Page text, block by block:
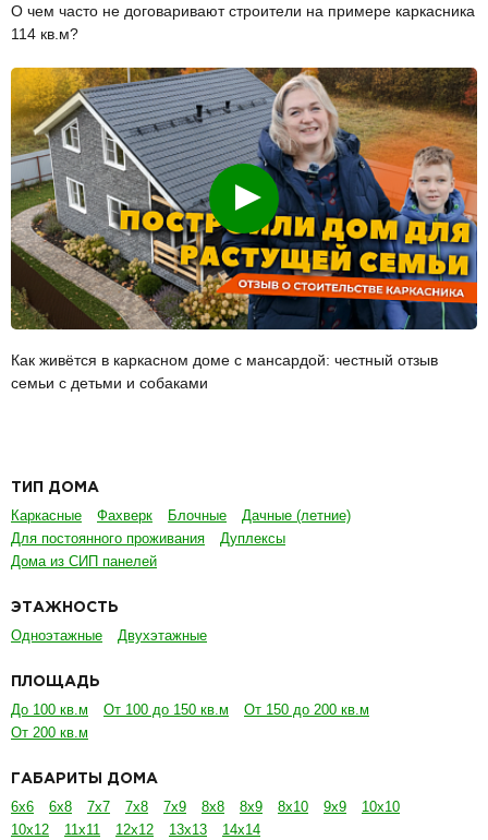
О чем часто не договаривают строители на примере каркасника
114 кв.м?
Смотреть
Как живётся в каркасном доме с мансардой: честный отзыв
семьи с детьми и собаками
ТИП ДОМА
Каркасные Фахверк Блочные
Дачные (летние)
Для постоянного проживания
Дуплексы
Дома из СИП панелей
ЭТАЖНОСТЬ
Одноэтажные Двухэтажные
ПЛОЩАДЬ
До 100 кв.м От 100 до 150 кв.м
От 150 до 200 кв.м
От 200 кв.м
ГАБАРИТЫ ДОМА
6х6 6х8 7х7 7х8 7х9 8х8 8х9 8х10 9х9
10х10
10х12
11х11 12х12 13х13
14х14